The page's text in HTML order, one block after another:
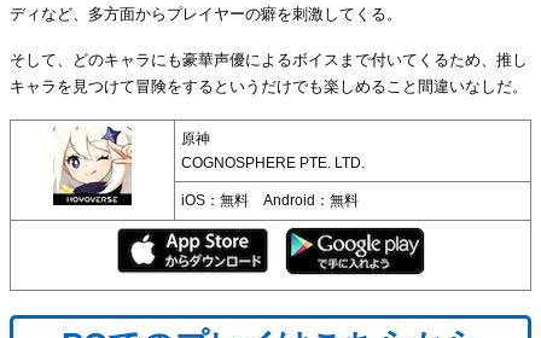
ディなど、多方面からプレイヤーの癖を刺激してくる。
そして、どのキャラにも豪華声優によるボイスまで付いてくるため、推し
キャラを見つけて冒険をするというだけでも楽しめること間違いなしだ。
原神
COGNOSPHERE PTE. LTD.
iOS：無料 Android：無料